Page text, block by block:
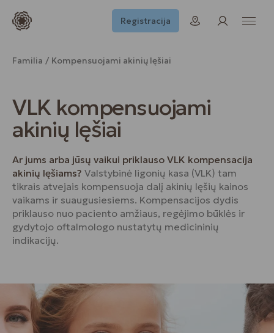
Registracija
Familia Kompensuojami akinių lęšiai
VLK kompensuojami
akinių lęšiai
Ar jums arba jūsų vaikui priklauso VLK kompensacija
akinių lęšiams? Valstybinė ligonių kasa (VLK) tam
tikrais atvejais kompensuoja dalį akinių lęšių kainos
vaikams ir suaugusiesiems. Kompensacijos dydis
priklauso nuo paciento amžiaus, regėjimo būklės ir
gydytojo oftalmologo nustatytų medicininių
indikacijų.